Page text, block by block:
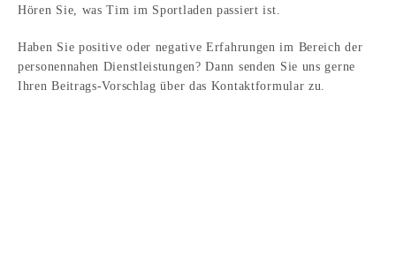
Hören Sie, was Tim im Sportladen passiert ist.
Haben Sie positive oder negative Erfahrungen im Bereich der
personennahen Dienstleistungen? Dann senden Sie uns gerne
Ihren Beitrags-Vorschlag über das Kontaktformular zu.